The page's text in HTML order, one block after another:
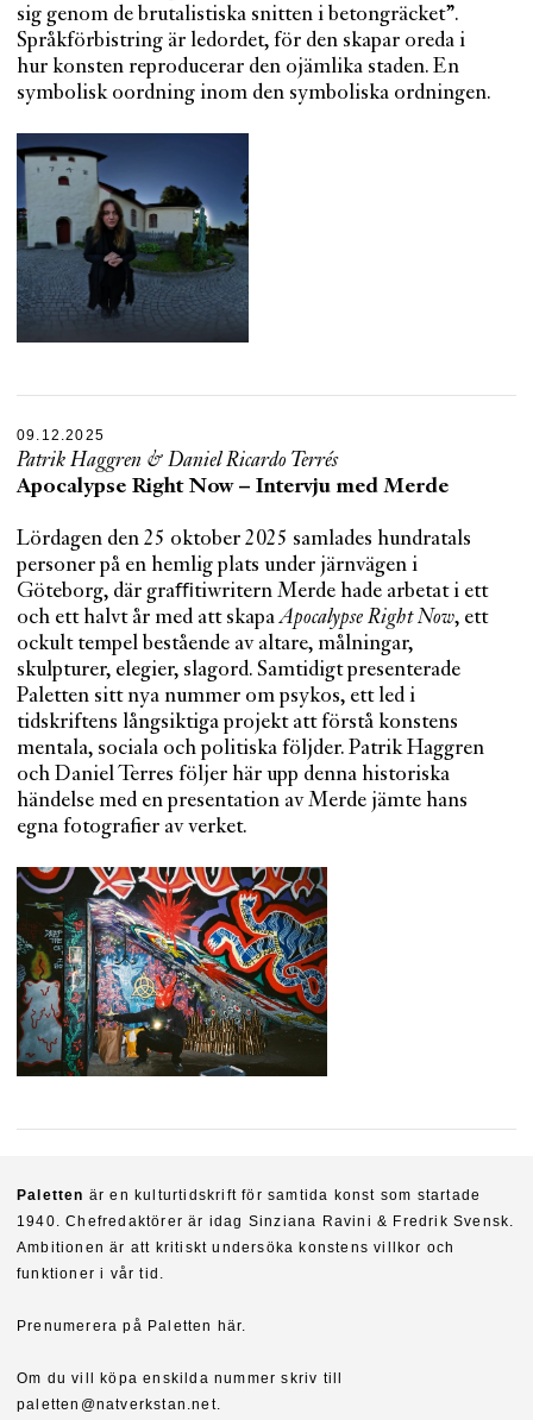
sig genom de brutalistiska snitten i betongräcket”.
Språkförbistring är ledordet, för den skapar oreda i
hur konsten reproducerar den ojämlika staden. En
symbolisk oordning inom den symboliska ordningen.
09.12.2025
Patrik Haggren & Daniel Ricardo Terrés
Apocalypse Right Now – Intervju med Merde
Lördagen den 25 oktober 2025 samlades hundratals
personer på en hemlig plats under järnvägen i
Göteborg, där graﬃtiwritern Merde hade arbetat i ett
och ett halvt år med att skapaApocalypse Right Now, ett
ockult tempel bestående av altare, målningar,
skulpturer, elegier, slagord. Samtidigt presenterade
Paletten sitt nya nummer om psykos, ett led i
tidskriftens långsiktiga projekt att förstå konstens
mentala, sociala och politiska följder. Patrik Haggren
och Daniel Terres följer här upp denna historiska
händelse med en presentation av Merde jämte hans
egna fotografier av verket.
Paletten är en kulturtidskrift för samtida konst som startade
1940. Chefredaktörer är idag Sinziana Ravini & Fredrik Svensk.
Ambitionen är att kritiskt undersöka konstens villkor och
funktioner i vår tid.
Prenumerera på Paletten här.
Om du vill köpa enskilda nummer skriv till
paletten@natverkstan.net.